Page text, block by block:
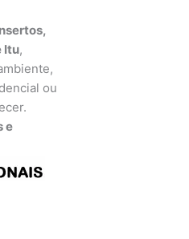
Itu,
ou
e